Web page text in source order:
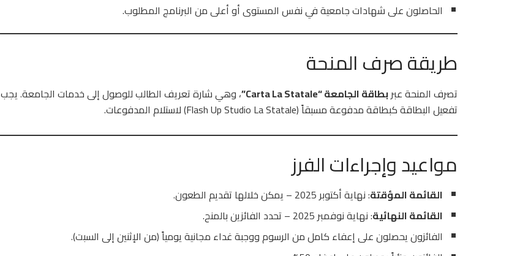
الحاصلون على شهادات جامعية في نفس المستوى أو أعلى من البرنامج المطلوب.
طريقة صرف المنحة
تصرف المنحة عبربطاقة الجامعة “Carta La Statale”
، وهي شارة تعريف الطالب للوصول إلى خدمات الجامعة. يجب
تفعيل البطاقة كبطاقة مدفوعة مسبقاً (Flash Up Studio La Statale) لاستلام المدفوعات.
مواعيد وإجراءات الفرز
القائمة المؤقتة: نهاية أكتوبر 2025 – يمكن خلالها تقديم الطعون.
القائمة النهائية: نهاية نوفمبر 2025 – تحدد الفائزين بالمنح.
الفائزون يحصلون على إعفاء كامل من الرسوم ووجبة غداء مجانية يومياً (من الإثنين إلى السبت).